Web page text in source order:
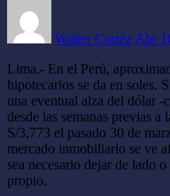
Walter Cortéz Abr
Lima.- En el Perú,
hipotecarios se da en soles.
una eventual alza del dólar -
desde las semanas previas a
S/3,773 el pasado 30 de
mercado inmobiliario se ve
sea necesario dejar de lado
propio.